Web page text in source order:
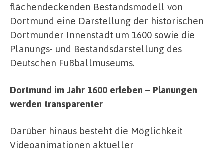
flächendeckenden Bestandsmodell von
Dortmund eine Darstellung der historischen
Dortmunder Innenstadt um 1600 sowie die
Planungs- und Bestandsdarstellung des
Deutschen Fußballmuseums.
Dortmund im Jahr 1600 erleben – Planungen
werden transparenter
Darüber hinaus besteht die Möglichkeit
Videoanimationen aktueller